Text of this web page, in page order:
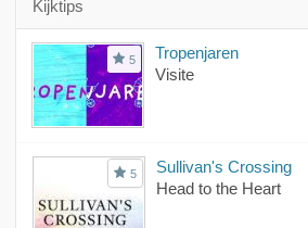
Kijktips
5
Tropenjaren
Visite
5
Sullivan's Crossing
Head to the Heart